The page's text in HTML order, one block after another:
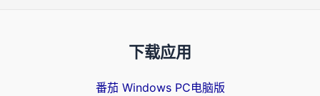
下载应用
番茄 Windows PC电脑版